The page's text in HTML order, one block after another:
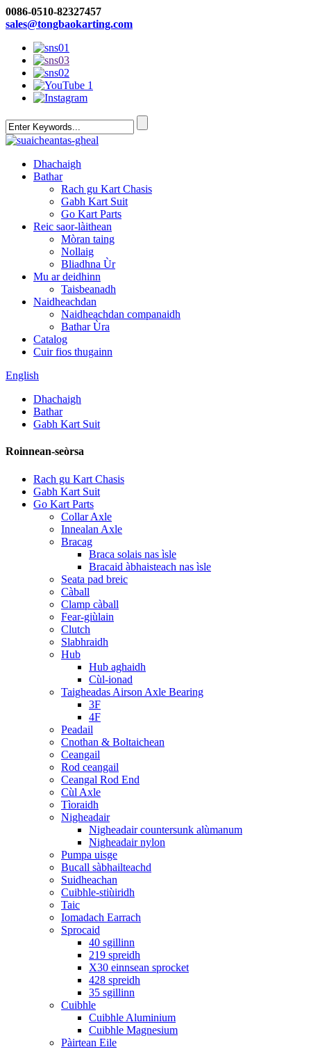
0086-0510-82327457
sales@tongbaokarting.com
Dhachaigh
Bathar
Rach gu Kart Chasis
Gabh Kart Suit
Go Kart Parts
Reic saor-làithean
Mòran taing
Nollaig
Bliadhna Ùr
Mu ar deidhinn
Taisbeanadh
Naidheachdan
Naidheachdan companaidh
Bathar Ùra
Catalog
Cuir fios thugainn
English
Dhachaigh
Bathar
Gabh Kart Suit
Roinnean-seòrsa
Rach gu Kart Chasis
Gabh Kart Suit
Go Kart Parts
Collar Axle
Innealan Axle
Bracag
Braca solais nas ìsle
Bracaid àbhaisteach nas ìsle
Seata pad breic
Càball
Clamp càball
Fear-giùlain
Clutch
Slabhraidh
Hub
Hub aghaidh
Cùl-ionad
Taigheadas Airson Axle Bearing
3F
4F
Peadail
Cnothan & Boltaichean
Ceangail
Rod ceangail
Ceangal Rod End
Cùl Axle
Tìoraidh
Nigheadair
Nigheadair countersunk alùmanum
Nigheadair nylon
Pumpa uisge
Bucall sàbhailteachd
Suidheachan
Cuibhle-stiùiridh
Taic
Iomadach Earrach
Sprocaid
40 sgillinn
219 spreidh
X30 einnsean sprocket
428 spreidh
35 sgillinn
Cuibhle
Cuibhle Aluminium
Cuibhle Magnesium
Pàirtean Eile